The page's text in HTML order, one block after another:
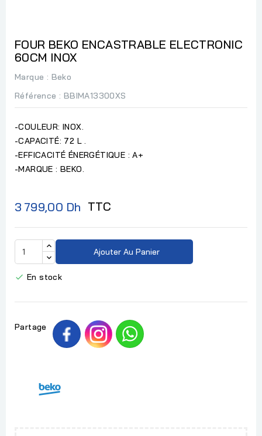
FOUR BEKO ENCASTRABLE ELECTRONIC
60CM INOX
Marque : Beko
Référence : BBIMA13300XS
-COULEUR: INOX.
-CAPACITÉ: 72 L .
-EFFICACITÉ ÉNERGÉTIQUE : A+
-MARQUE : BEKO.
3 799,00 Dh TTC
Ajouter Au Panier
 En stock
Partage